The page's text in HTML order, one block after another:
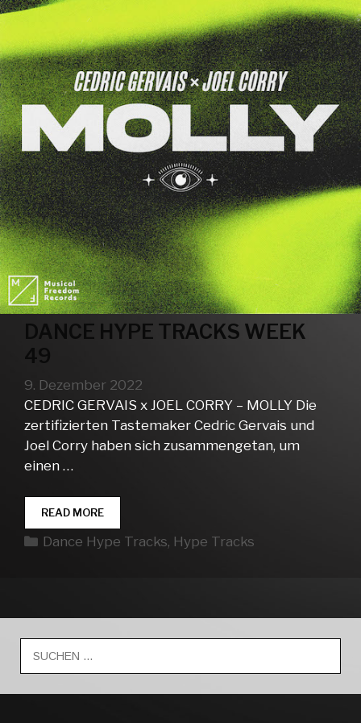
DANCE HYPE TRACKS WEEK
49
9. Dezember 2022
CEDRIC GERVAIS x JOEL CORRY – MOLLY Die
zertifizierten Tastemaker Cedric Gervais und
Joel Corry haben sich zusammengetan, um
einen …
READ MOREDANCE
HYPE
TRACKS
Kategorien
Dance Hype Tracks, Hype Tracks
nach: